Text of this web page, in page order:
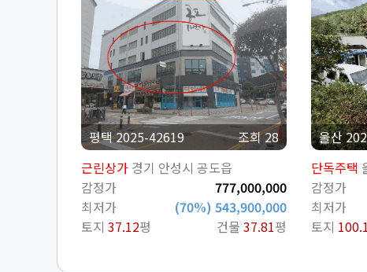
평택 2025-42619
조회 28
근린상가 경기 안성시 공도읍
감정가
777,000,000
최저가
(70%) 543,900,000
토지 37.12평 건물 37.81평
울산
단독주택
감정가
최저가
토지